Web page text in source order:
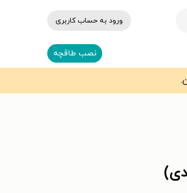
ورود به حساب کاربری
نصب طاقچه